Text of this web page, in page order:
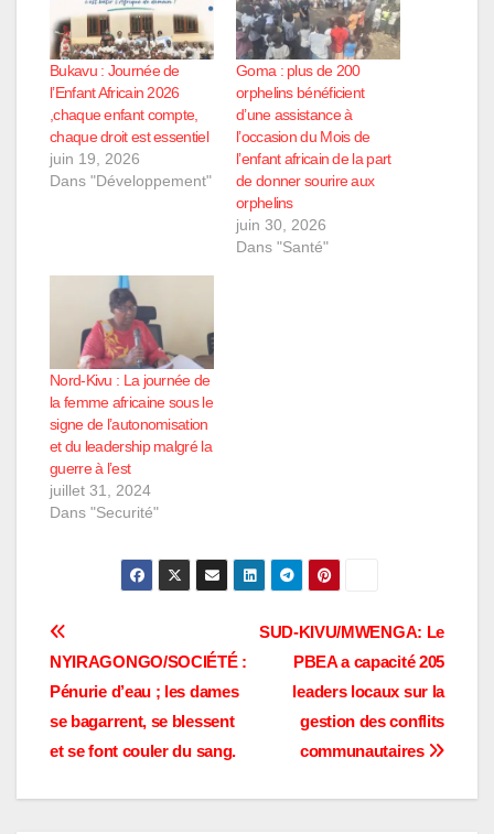
Bukavu : Journée de
l’Enfant Africain 2026
,chaque enfant compte,
chaque droit est essentiel
juin 19, 2026
Dans "Développement"
Goma : plus de 200
orphelins bénéficient
d’une assistance à
l’occasion du Mois de
l’enfant africain de la part
de donner sourire aux
orphelins
juin 30, 2026
Dans "Santé"
Nord-Kivu : La journée de
la femme africaine sous le
signe de l’autonomisation
et du leadership malgré la
guerre à l’est
juillet 31, 2024
Dans "Securité"
Navigation
de
l’article
SUD-KIVU/MWENGA: Le
PBEA a capacité 205
leaders locaux sur la
gestion des conflits
communautaires
NYIRAGONGO/SOCIÉTÉ :
Pénurie d’eau ; les dames
se bagarrent, se blessent
et se font couler du sang.